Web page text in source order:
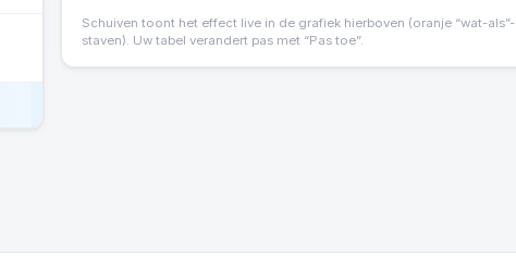
Schuiven toont het effect live in de grafiek hierboven (oranje “wat-als”-
staven). Uw tabel verandert pas met “Pas toe”.